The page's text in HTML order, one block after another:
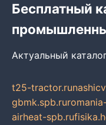
Бесплатный
Актуальный
t25-tractor.ru
gbmk.spb.ru
airheat-spb.ru